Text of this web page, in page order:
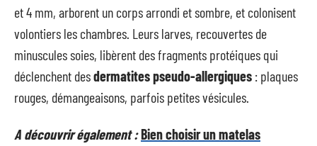
et 4 mm, arborent un corps arrondi et sombre, et colonisent
volontiers les chambres. Leurs larves, recouvertes de
minuscules soies, libèrent des fragments protéiques qui
déclenchent desdermatites pseudo-allergiques : plaques
rouges, démangeaisons, parfois petites vésicules.
A découvrir également :Bien choisir un matelas